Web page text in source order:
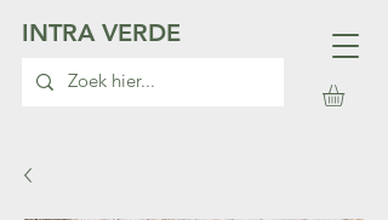
INTRA VERDE